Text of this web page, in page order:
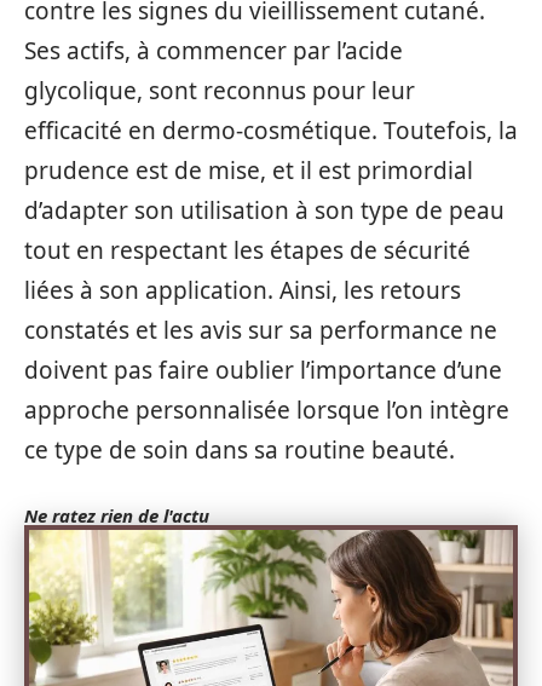
contre les signes du vieillissement cutané.
Ses actifs, à commencer par l’acide
glycolique, sont reconnus pour leur
efficacité en dermo-cosmétique. Toutefois, la
prudence est de mise, et il est primordial
d’adapter son utilisation à son type de peau
tout en respectant les étapes de sécurité
liées à son application. Ainsi, les retours
constatés et les avis sur sa performance ne
doivent pas faire oublier l’importance d’une
approche personnalisée lorsque l’on intègre
ce type de soin dans sa routine beauté.
Ne ratez rien de l'actu